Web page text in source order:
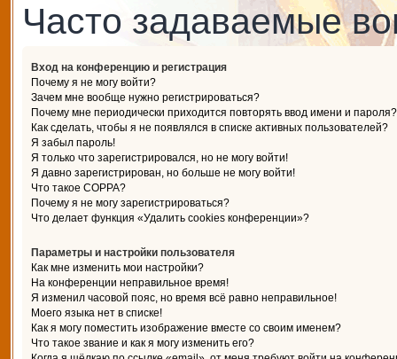
Часто задаваемые
Вход на конференцию и регистрация
Почему я не могу войти?
Зачем мне вообще нужно регистрироваться?
Почему мне периодически приходится повторять ввод имени и пароля?
Как сделать, чтобы я не появлялся в списке активных пользователей?
Я забыл пароль!
Я только что зарегистрировался, но не могу войти!
Я давно зарегистрирован, но больше не могу войти!
Что такое COPPA?
Почему я не могу зарегистрироваться?
Что делает функция «Удалить cookies конференции»?
Параметры и настройки пользователя
Как мне изменить мои настройки?
На конференции неправильное время!
Я изменил часовой пояс, но время всё равно неправильное!
Моего языка нет в списке!
Как я могу поместить изображение вместе со своим именем?
Что такое звание и как я могу изменить его?